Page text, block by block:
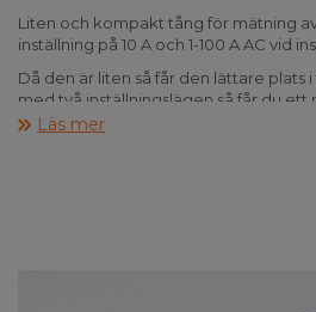
Liten och kompakt tång för mätning av
inställning på 10 A och 1-100 A AC vid
Då den är liten så får den lättare plats
med två inställningslägen så får du ett
Läs mer